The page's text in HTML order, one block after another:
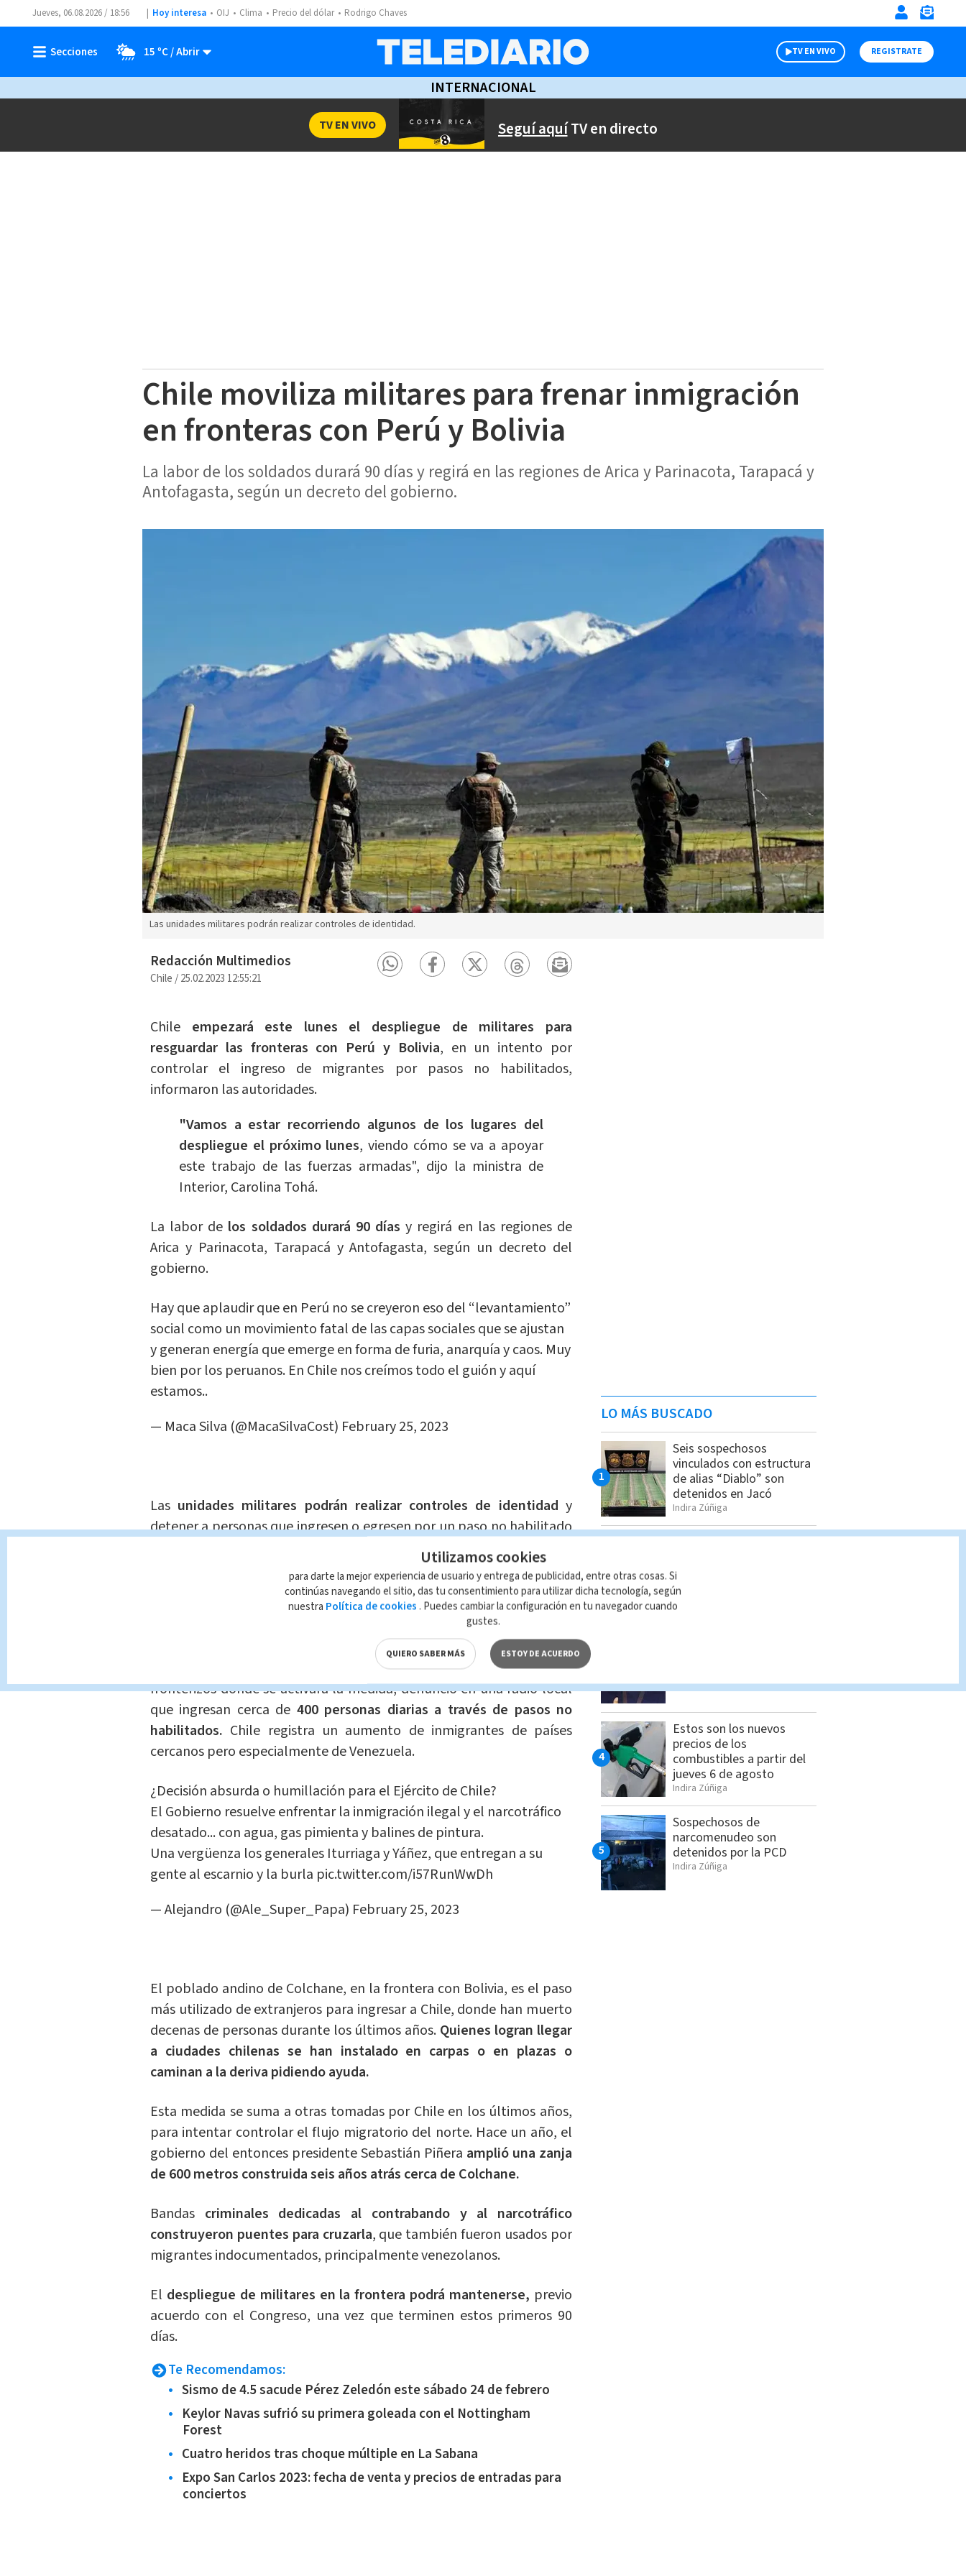
Jueves, 06.08.2026 / 18:56 Hoy interesa OIJ Clima Precio del dólar Rodrigo Chaves
15 ºC TV EN VIVO REGISTRATE
INTERNACIONAL
Seguí aquíTV en directo
TV EN VIVO
Chile moviliza militares para frenar inmigración
en fronteras con Perú y Bolivia
La labor de los soldados durará 90 días y regirá en las regiones de Arica y Parinacota, Tarapacá y
Antofagasta, según un decreto del gobierno.
Las unidades militares podrán realizar controles de identidad.
Redacción Multimedios
Chile/25.02.2023 12:55:21
Chileempezará este lunes el despliegue de militares para
resguardar las fronteras con Perú y Bolivia, en un intento por
controlar el ingreso de migrantes por pasos no habilitados,
informaron las autoridades.
"Vamos a estar recorriendo algunos de los lugares del
despliegue el próximo lunes, viendo cómo se va a apoyar
este trabajo de las fuerzas armadas", dijo la ministra de
Interior, Carolina Tohá.
La labor de los soldados durará 90 días y regirá en las regiones de
Arica y Parinacota, Tarapacá y Antofagasta, según un decreto del
gobierno.
Hay que aplaudir que en Perú no se creyeron eso del “levantamiento”
social como un movimiento fatal de las capas sociales que se ajustan
y generan energía que emerge en forma de furia, anarquía y caos. Muy
bien por los peruanos. En Chile nos creímos todo el guión y aquí
estamos..
— Maca Silva (@MacaSilvaCost) February 25, 2023
Lasunidades militares podrán realizar controles de identidad y
detener a personas que ingresen o egresen por un paso no habilitado
de la frontera, para luego entregarlas a la policía local.
El decreto de ley emitido por el gobierno argumenta que existe un
aumento de los flujos migratorios en el país, que ha provocado"la
llegada masiva de población a través de pasos no habilitados"
El alcalde Javier García del municipio de Colchane, uno de los puntos
fronterizos donde se activará la medida, denunció en una radio local
que ingresan cerca de 400 personas diarias a través de pasos no
habilitados. Chile registra un aumento de inmigrantes de países
cercanos pero especialmente de Venezuela.
¿Decisión absurda o humillación para el Ejército de Chile?
El Gobierno resuelve enfrentar la inmigración ilegal y el narcotráfico
desatado... con agua, gas pimienta y balines de pintura.
Una vergüenza los generales Iturriaga y Yáñez, que entregan a su
gente al escarnio y la burla pic.twitter.com/i57RunWwDh
— Alejandro (@Ale_Super_Papa) February 25, 2023
El poblado andino de Colchane, en la frontera con Bolivia, es el paso
más utilizado de extranjeros para ingresar a Chile, donde han muerto
decenas de personas durante los últimos años. Quienes logran llegar
a ciudades chilenas se han instalado en carpas o en plazas o
caminan a la deriva pidiendo ayuda.
Esta medida se suma a otras tomadas por Chile en los últimos años,
para intentar controlar el flujo migratorio del norte. Hace un año, el
gobierno del entonces presidente Sebastián Piñera amplió una zanja
de 600 metros construida seis años atrás cerca de Colchane.
Bandas criminales dedicadas al contrabando y al narcotráfico
construyeron puentes para cruzarla, que también fueron usados por
migrantes indocumentados, principalmente venezolanos.
El despliegue de militares en la frontera podrá mantenerse, previo
acuerdo con el Congreso, una vez que terminen estos primeros 90
días.
Te Recomendamos:
Sismo de 4.5 sacude Pérez Zeledón este sábado 24 de febrero
Keylor Navas sufrió su primera goleada con el Nottingham
Forest
Cuatro heridos tras choque múltiple en La Sabana
Expo San Carlos 2023: fecha de venta y precios de entradas para
conciertos
LO MÁS BUSCADO
Seis sospechosos
vinculados con estructura
de alias “Diablo” son
detenidos en Jacó
Indira Zúñiga
Allanamientos en Limón:
por el OIJ
Indira Zúñiga
Estos son los nuevos
precios de los
combustibles a partir del
jueves 6 de agosto
Indira Zúñiga
Sospechosos de
narcomenudeo son
detenidos por la PCD
Indira Zúñiga
Utilizamos cookies
para darte la mejor experiencia de usuario y entrega de publicidad, entre otras cosas. Si
continúas navegando el sitio, das tu consentimiento para utilizar dicha tecnología, según
nuestra Política de cookies . Puedes cambiar la configuración en tu navegador cuando
gustes.
QUIERO SABER MÁS ESTOY DE ACUERDO